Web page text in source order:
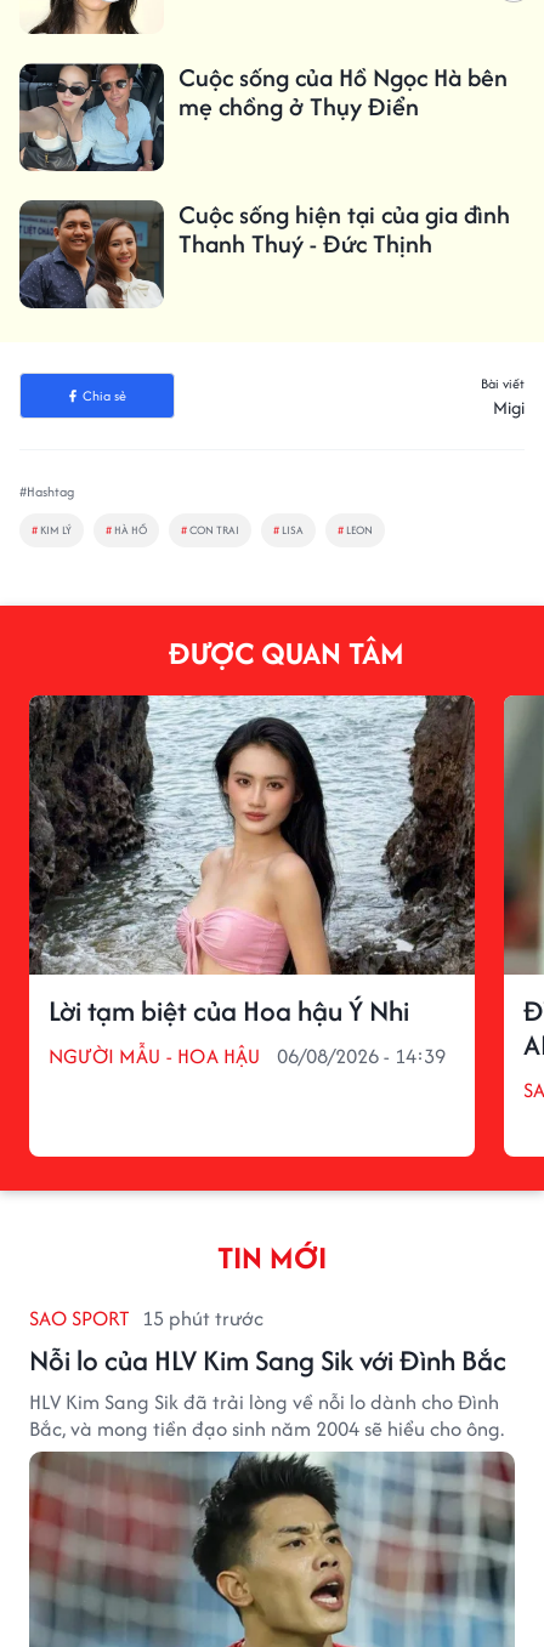
Cuộc sống của Hồ Ngọc Hà bên
mẹ chồng ở Thụy Điển
Cuộc sống hiện tại của gia đình
Thanh Thuý - Đức Thịnh
Chia sẻ
Bài viết
Migi
#Hashtag
# KIM LÝ # HÀ HỒ #CON TRAI # LISA # LEON
ĐƯỢC QUAN TÂM
Lời tạm biệt của Hoa hậu Ý Nhi
NGƯỜI MẪU - HOA HẬU 06/08/2026 - 14:39
TIN MỚI
SAO SPORT 15 phút trước
Nỗi lo của HLV Kim Sang Sik với Đình Bắc
HLV Kim Sang Sik đã trải lòng về nỗi lo dành cho Đình
Bắc, và mong tiền đạo sinh năm 2004 sẽ hiểu cho ông.